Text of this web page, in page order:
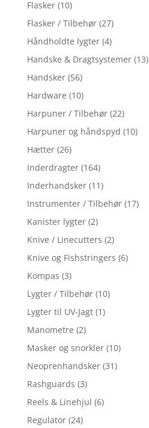
Flasker (10)
Flasker / Tilbehør (27)
Håndholdte lygter (4)
Handske & Dragtsystemer (13)
Handsker (56)
Hardware (10)
Harpuner / Tilbehør (22)
Harpuner og håndspyd (10)
Hætter (26)
Inderdragter (164)
Inderhandsker (11)
Instrumenter / Tilbehør (17)
Kanister lygter (2)
Knive / Linecutters (2)
Knive og Fishstringers (6)
Kompas (3)
Lygter / Tilbehør (10)
Lygter til UV-Jagt (1)
Manometre (2)
Masker og snorkler (10)
Neoprenhandsker (31)
Rashguards (3)
Reels & Linehjul (6)
Regulator (24)